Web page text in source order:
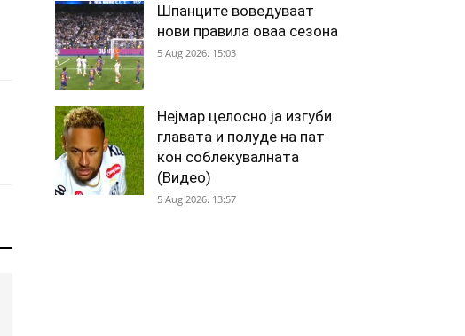
Шпанците воведуваат
нови правила оваа сезона
5 Aug 2026. 15:03
Нејмар целосно ја изгуби
главата и полуде на пат
кон соблекувалната
(Видео)
5 Aug 2026. 13:57